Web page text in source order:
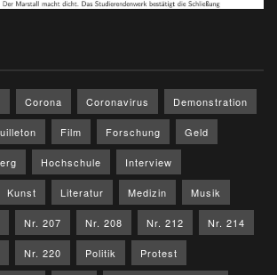
Corona Coronavirus Demonstration
Film Forschung Geld
Hochschule Interview
Kunst Literatur Medizin Musik
Nr. 207 Nr. 208 Nr. 212 Nr. 214
Nr. 220 Politik Protest